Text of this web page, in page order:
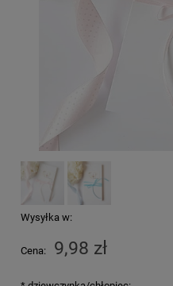
Wysyłka w:
Cena: 9,98 zł